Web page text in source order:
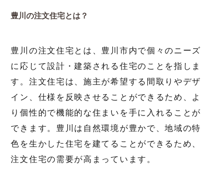
豊川の注文住宅とは？
豊川の注文住宅とは、豊川市内で個々のニーズ
に応じて設計・建築される住宅のことを指しま
す。注文住宅は、施主が希望する間取りやデザ
イン、仕様を反映させることができるため、よ
り個性的で機能的な住まいを手に入れることが
できます。豊川は自然環境が豊かで、地域の特
色を生かした住宅を建てることができるため、
注文住宅の需要が高まっています。